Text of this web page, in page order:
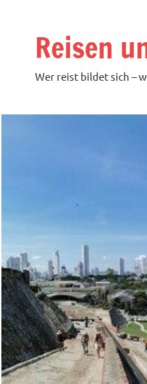
springenReisen
Wer reist bildet sich –